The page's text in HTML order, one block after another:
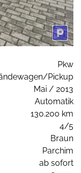
Pkw
Pickup
Mai / 2013
Automatik
130.200 km
4/5
Braun
Parchim
ab sofort